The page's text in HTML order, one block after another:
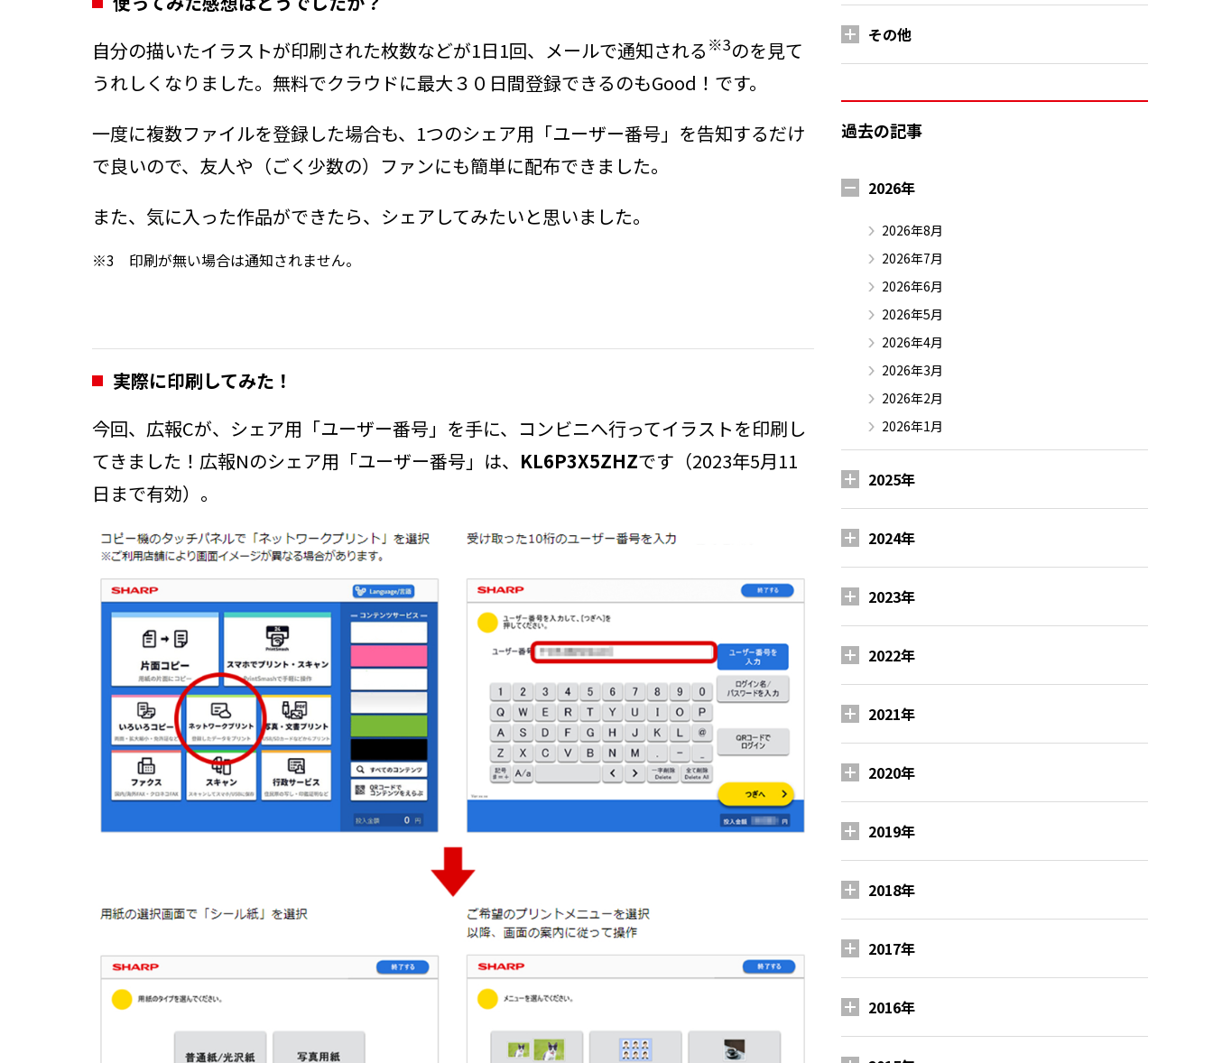
自分の描いたイラストが印刷された枚数などが1日1回、メールで通知される ※3のを見て
うれしくなりました。無料でクラウドに最大３０日間登録できるのもGood！です。
一度に複数ファイルを登録した場合も、1つのシェア用「ユーザー番号」を告知するだけ
で良いので、友人や（ごく少数の）ファンにも簡単に配布できました。
また、気に入った作品ができたら、シェアしてみたいと思いました。
※3 印刷が無い場合は通知されません。
実際に印刷してみた！
今回、広報Cが、シェア用「ユーザー番号」を手に、コンビニへ行ってイラストを印刷し
てきました！広報Nのシェア用「ユーザー番号」は、 KL6P3X5ZHZです（2023年5月11
日まで有効）。
その他
過去の記事
2026年
2026年8月
2026年7月
2026年6月
2026年5月
2026年4月
2026年3月
2026年2月
2026年1月
2025年
2024年
2023年
2022年
2021年
2020年
2019年
2018年
2017年
2016年